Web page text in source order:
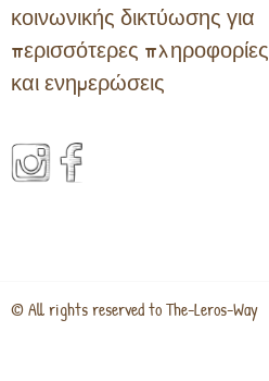
κοινωνικής δικτύωσης για
περισσότερες πληροφορίες
και ενημερώσεις
© All rights reserved to The-Leros-Way